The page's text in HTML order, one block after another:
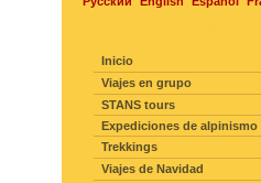
Inicio
Viajes en grupo
STANS tours
Expediciones de alpinismo
Trekkings
Viajes de Navidad